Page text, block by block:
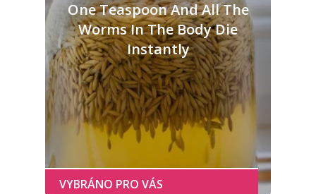
One Teaspoon And All The
Worms In The Body Die
Instantly